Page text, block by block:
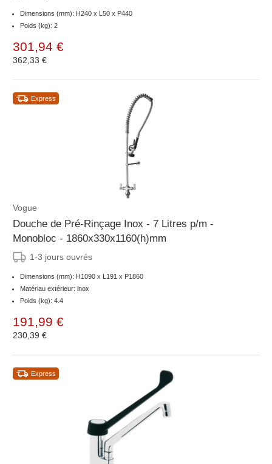
Dimensions (mm): H240 x L50 x P440
Poids (kg): 2
301,94 €
362,33 €
Express
Vogue
Douche de Pré-Rinçage Inox - 7 Litres p/m -
Monobloc - 1860x330x1160(h)mm
1-3 jours ouvrés
Dimensions (mm): H1090 x L191 x P1860
Matériau extérieur: inox
Poids (kg): 4.4
191,99 €
230,39 €
Express